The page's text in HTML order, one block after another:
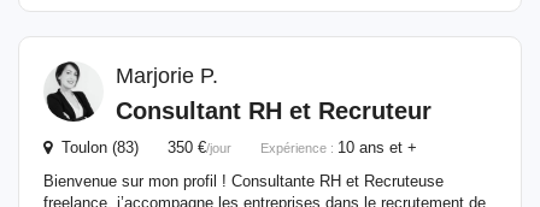
Marjorie P.
Consultant RH et Recruteur
Toulon (83) 350 €/jour Expérience : 10 ans et +
Bienvenue sur mon profil ! Consultante RH et Recruteuse
freelance, j’accompagne les entreprises dans le recrutement de